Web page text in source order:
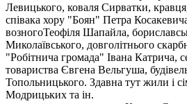
Левицького, коваля Сирватки,
співака хору "Боян" Петра
возногоТеофіля Шапайла,
Миколаївського, довголітнього
"Робітнича громада" Івана Катрича,
товариства Євгена Вельгуша,
Топольницького. Здавна тут жили і